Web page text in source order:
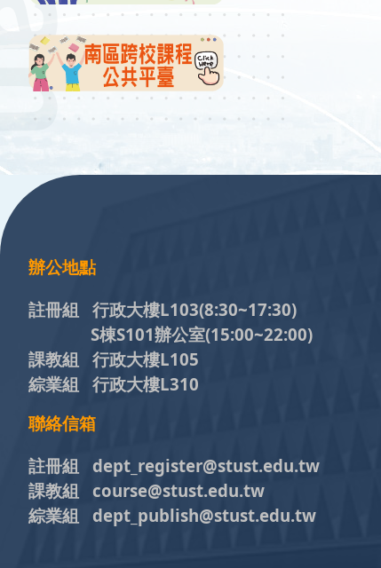
:::
辦公地點
註冊組 行政大樓L103(8:30~17:30)
S棟S101辦公室(15:00~22:00)
課教組 行政大樓L105
綜業組 行政大樓L310
聯絡信箱
註冊組 dept_register@stust.edu.tw
課教組 course@stust.edu.tw
綜業組 dept_publish@stust.edu.tw